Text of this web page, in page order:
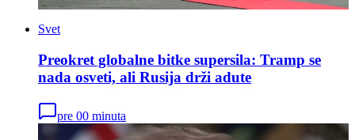
Svet
Preokret globalne bitke supersila: Tramp se
nada osveti, ali Rusija drži adute
pre 00 minuta